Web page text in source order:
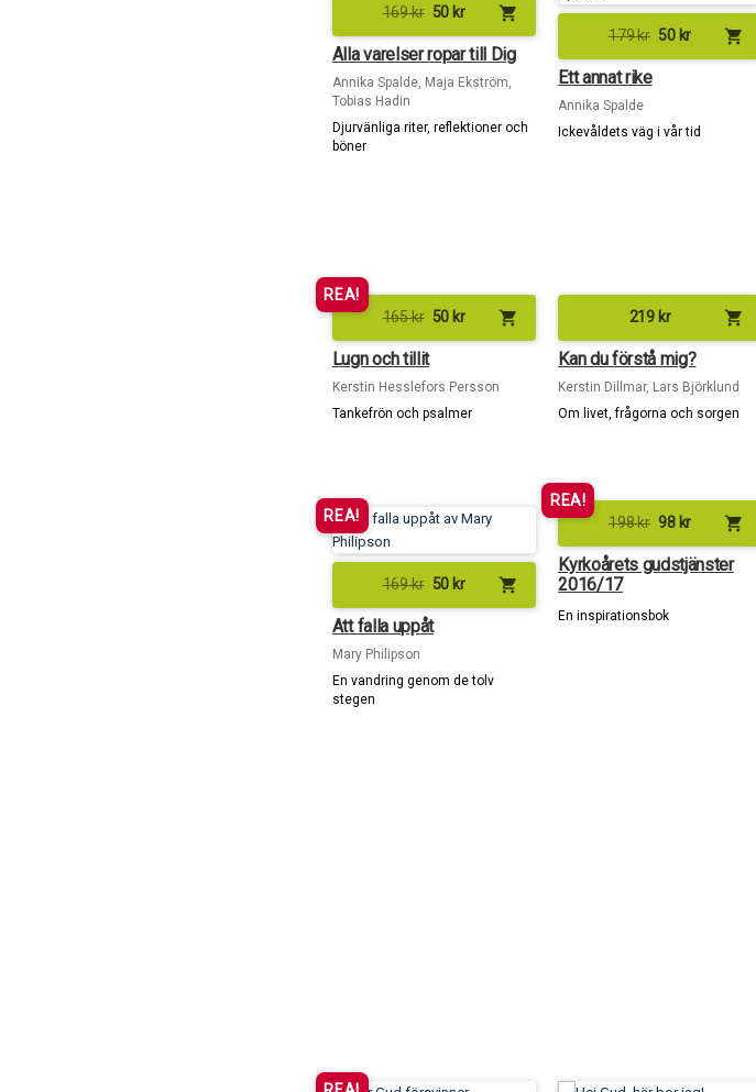
169kr 50 kr shopping_cart
Alla varelser ropar till Dig
Annika Spalde, Maja Ekström,
Tobias Hadin
Djurvänliga riter, reflektioner och
böner
179kr 50 kr shopping_cart
Ett annat rike
Annika Spalde
Ickevåldets väg i vår tid
REA!
165kr 50 kr shopping_cart
Lugn och tillit
Kerstin Hesslefors Persson
Tankefrön och psalmer
219 kr shopping_cart
Kan du förstå mig?
Kerstin Dillmar, Lars Björklund
Om livet, frågorna och sorgen
REA!
169kr 50 kr shopping_cart
Att falla uppåt
Mary Philipson
En vandring genom de tolv
stegen
REA!
198kr 98 kr shopping_cart
Kyrkoårets gudstjänster
2016/17
En inspirationsbok